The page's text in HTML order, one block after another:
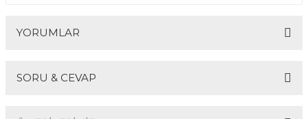
YORUMLAR
SORU & CEVAP